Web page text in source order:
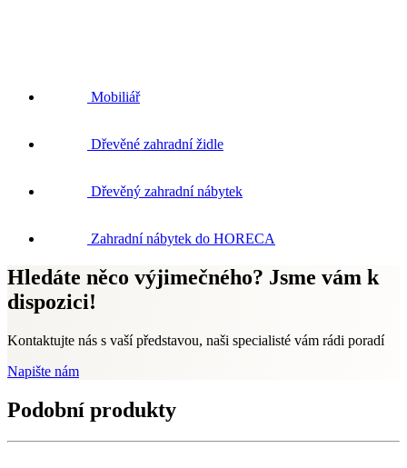
Mobiliář
Dřevěné zahradní židle
Dřevěný zahradní nábytek
Zahradní nábytek do HORECA
Hledáte něco výjimečného? Jsme vám k
dispozici!
Kontaktujte nás s vaší představou, naši specialisté vám rádi poradí
Napište nám
Podobní produkty